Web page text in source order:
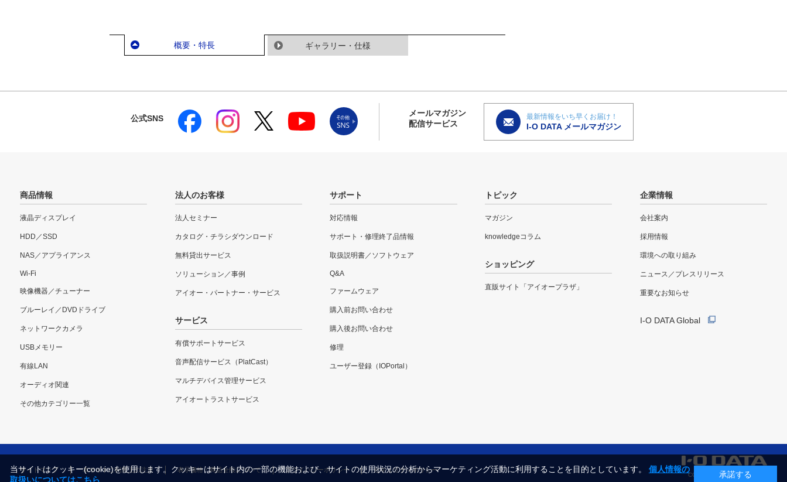
概要・特長 ギャラリー・仕様
公式SNS
メールマガジン
配信サービス
最新情報をいち早くお届け！
I-O DATA メールマガジン
商品情報
液晶ディスプレイ
HDD／SSD
NAS／アプライアンス
Wi-Fi
映像機器／チューナー
ブルーレイ／DVDドライブ
ネットワークカメラ
USBメモリー
有線LAN
オーディオ関連
その他カテゴリー一覧
法人のお客様
法人セミナー
カタログ・チラシダウンロード
無料貸出サービス
ソリューション／事例
アイオー・パートナー・サービス
サービス
有償サポートサービス
音声配信サービス（PlatCast）
マルチデバイス管理サービス
アイオートラストサービス
サポート
対応情報
サポート・修理終了品情報
取扱説明書／ソフトウェア
Q&A
ファームウェア
購入前お問い合わせ
購入後お問い合わせ
修理
ユーザー登録（IOPortal）
トピック
マガジン
knowledgeコラム
ショッピング
直販サイト「アイオープラザ」
企業情報
会社案内
採用情報
環境への取り組み
ニュース／プレスリリース
重要なお知らせ
I-O DATA Global
サイトマップ 本サイトご利用上の注意 表示価格・商品全般について プライバシーポリシー セキュリティポリシー
COPYRIGHT©I-O DATA, INC.
当サイトはクッキー(cookie)を使用します。クッキーはサイト内の一部の機能および、サイトの使用状況の分析からマーケティング活動に利用することを目的としています。
個人情報の
取扱いについてはこちら
承諾する